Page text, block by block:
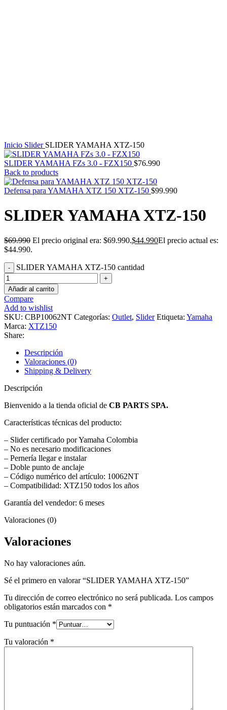
Inicio Slider SLIDER YAMAHA XTZ-150
SLIDER YAMAHA FZs 3.0 - FZX150 $76.990
Back to products
Defensa para YAMAHA XTZ 150 XTZ-150 $99.990
SLIDER YAMAHA XTZ-150
$69.990 El precio original era: $69.990.$44.990El precio actual es:
$44.990.
SLIDER YAMAHA XTZ-150 cantidad
Añadir al carrito
Compare
Add to wishlist
SKU: CBP10062NT Categorías: Outlet, Slider Etiqueta: Yamaha
Marca: XTZ150
Share:
Descripción
Valoraciones (0)
Shipping & Delivery
Descripción
Bienvenido a la tienda oficial de CB PARTS SPA.
Características técnicas del producto:
– Slider certificado por Yamaha Colombia
– No es necesario modificaciones
– Pernería llegar e instalar
– Doble punto de anclaje
– Código numérico del artículo: 10062NT
– Compatibilidad: XTZ150 todos los años
Garantía del vendedor: 6 meses
Valoraciones (0)
Valoraciones
No hay valoraciones aún.
Sé el primero en valorar “SLIDER YAMAHA XTZ-150”
Tu dirección de correo electrónico no será publicada. Los campos
obligatorios están marcados con *
Tu puntuación *
Tu valoración *